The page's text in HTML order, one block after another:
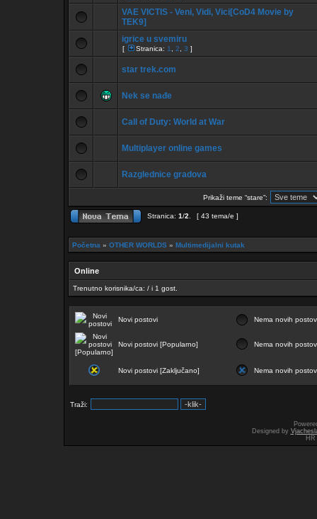
VAE VICTIS - Veni, Vidi, Vici[CoD4 Movie by
TEK9]
igrice u svemiru
[ Stranica: 1 2 3 ]
star trek.com
Nek se nađe
Call of Duty: World at War
Multiplayer online games
Razglednice gradova
Prikaži teme “stare”:
Stranica: 1/2 [ 43 tema/e ]
Početna » OTHER WORLDS » Multimedijalni kutak
Online
Trenutno korisnika/ca: / i 1 gost.
Novi postovi Nema novih
Novi postovi [Popularno] Nema novih
Novi postovi [Zaključano] Nema novih
Traži:
Designed by